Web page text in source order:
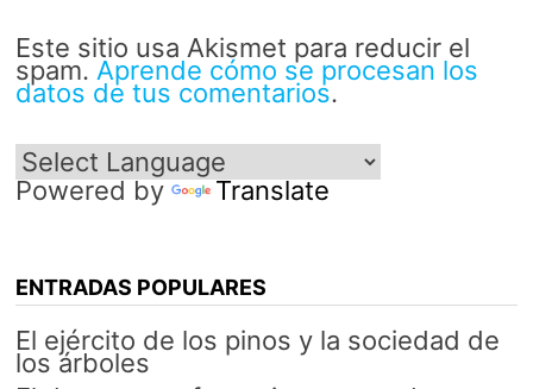
Este sitio usa Akismet para reducir el
spam. Aprende cómo se procesan los
datos de tus comentarios.
Powered by Translate
ENTRADAS POPULARES
El ejército de los pinos y la sociedad de
los árboles